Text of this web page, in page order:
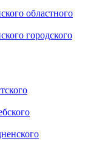
областного
городского